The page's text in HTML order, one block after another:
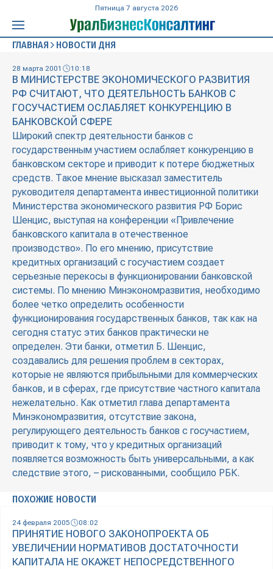
Пятница 7 августа 2026
ГЛАВНАЯ НОВОСТИ ДНЯ
28 марта 2001 10:18
В МИНИСТЕРСТВЕ ЭКОНОМИЧЕСКОГО РАЗВИТИЯ
РФ СЧИТАЮТ, ЧТО ДЕЯТЕЛЬНОСТЬ БАНКОВ С
ГОСУЧАСТИЕМ ОСЛАБЛЯЕТ КОНКУРЕНЦИЮ В
БАНКОВСКОЙ СФЕРЕ
Широкий спектр деятельности банков с
государственным участием ослабляет конкуренцию в
банковском секторе и приводит к потере бюджетных
средств. Такое мнение высказал заместитель
руководителя департамента инвестиционной политики
Министерства экономического развития РФ Борис
Шенцис, выступая на конференции «Привлечение
банковского капитала в отечественное
производство». По его мнению, присутствие
кредитных организаций с госучастием создает
серьезные перекосы в функционировании банковской
системы. По мнению Минэкономразвития, необходимо
более четко определить особенности
функционирования государственных банков, так как на
сегодня статус этих банков практически не
определен. Эти банки, отметил Б. Шенцис,
создавались для решения проблем в секторах,
которые не являются прибыльными для коммерческих
банков, и в сферах, где присутствие частного капитала
нежелательно. Как отметил глава департамента
Минэкономразвития, отсутствие закона,
регулирующего деятельность банков с госучастием,
приводит к тому, что у кредитных организаций
появляется возможность быть универсальными, а как
следствие этого, – рискованными, сообщило РБК.
ПОХОЖИЕ НОВОСТИ
24 февраля 2005 08:02
ПРИНЯТИЕ НОВОГО ЗАКОНОПРОЕКТА ОБ
УВЕЛИЧЕНИИ НОРМАТИВОВ ДОСТАТОЧНОСТИ
КАПИТАЛА НЕ ОКАЖЕТ НЕПОСРЕДСТВЕННОГО